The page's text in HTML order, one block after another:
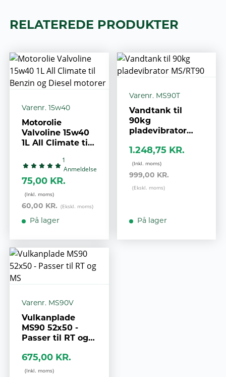
RELATEREDE PRODUKTER
Varenr. 15w40
Motorolie
Valvoline 15w40
1L All Climate til
motorer
1
Anmeldelse
75,00 KR.
60,00 KR.
På lager
Varenr. MS90T
Vandtank til
90kg
pladevibrator
1.248,75 KR.
999,00 KR.
På lager
Varenr. MS90V
Vulkanplade
MS90 52x50 -
Passer til RT og
675,00 KR.